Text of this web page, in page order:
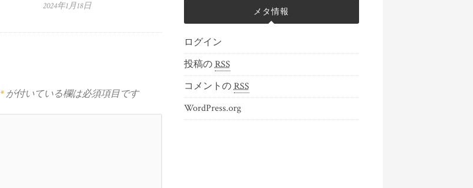
2024年1月18日
*が付いている欄は必須項目です
メタ情報
ログイン
投稿のRSS
コメントのRSS
WordPress.org